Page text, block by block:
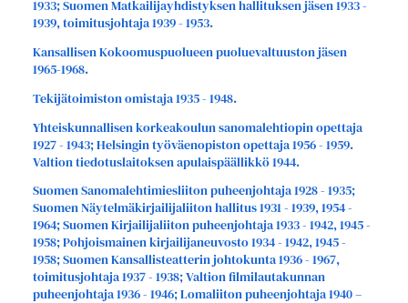
1933; Suomen Matkailijayhdistyksen hallituksen jäsen 1933 -
1939, toimitusjohtaja 1939 - 1953.
Kansallisen Kokoomuspuolueen puoluevaltuuston jäsen
1965-1968.
Tekijätoimiston omistaja 1935 - 1948.
Yhteiskunnallisen korkeakoulun sanomalehtiopin opettaja
1927 - 1943; Helsingin työväenopiston opettaja 1956 - 1959.
Valtion tiedotuslaitoksen apulaispäällikkö 1944.
Suomen Sanomalehtimiesliiton puheenjohtaja 1928 - 1935;
Suomen Näytelmäkirjailijaliiton hallitus 1931 - 1939, 1954 -
1964; Suomen Kirjailijaliiton puheenjohtaja 1933 - 1942, 1945 -
1958; Pohjoismainen kirjailijaneuvosto 1934 - 1942, 1945 -
1958; Suomen Kansallisteatterin johtokunta 1936 - 1967,
toimitusjohtaja 1937 - 1938; Valtion filmilautakunnan
puheenjohtaja 1936 - 1946; Lomaliiton puheenjohtaja 1940 –